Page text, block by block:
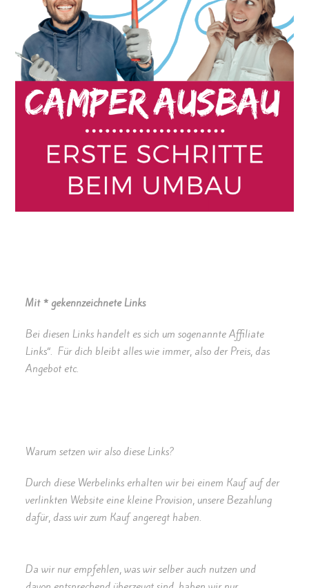
Mit * gekennzeichnete Links
Bei diesen Links handelt es sich um sogenannte Affiliate
Links“. Für dich bleibt alles wie immer, also der Preis, das
Angebot etc.
Warum setzen wir also diese Links?
Durch diese Werbelinks erhalten wir bei einem Kauf auf der
verlinkten Website eine kleine Provision, unsere Bezahlung
dafür, dass wir zum Kauf angeregt haben.
Da wir nur empfehlen, was wir selber auch nutzen und